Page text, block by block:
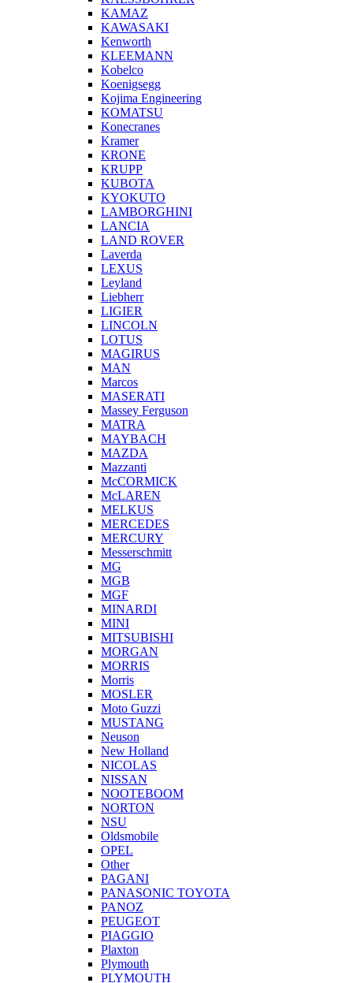
KAMAZ
KAWASAKI
Kenworth
KLEEMANN
Kobelco
Koenigsegg
Kojima Engineering
KOMATSU
Konecranes
Kramer
KRONE
KRUPP
KUBOTA
KYOKUTO
LAMBORGHINI
LANCIA
LAND ROVER
Laverda
LEXUS
Leyland
Liebherr
LIGIER
LINCOLN
LOTUS
MAGIRUS
MAN
Marcos
MASERATI
Massey Ferguson
MATRA
MAYBACH
MAZDA
Mazzanti
McCORMICK
McLAREN
MELKUS
MERCEDES
MERCURY
Messerschmitt
MG
MGB
MGF
MINARDI
MINI
MITSUBISHI
MORGAN
MORRIS
Morris
MOSLER
Moto Guzzi
MUSTANG
Neuson
New Holland
NICOLAS
NISSAN
NOOTEBOOM
NORTON
NSU
Oldsmobile
OPEL
Other
PAGANI
PANASONIC TOYOTA
PANOZ
PEUGEOT
PIAGGIO
Plaxton
Plymouth
PLYMOUTH